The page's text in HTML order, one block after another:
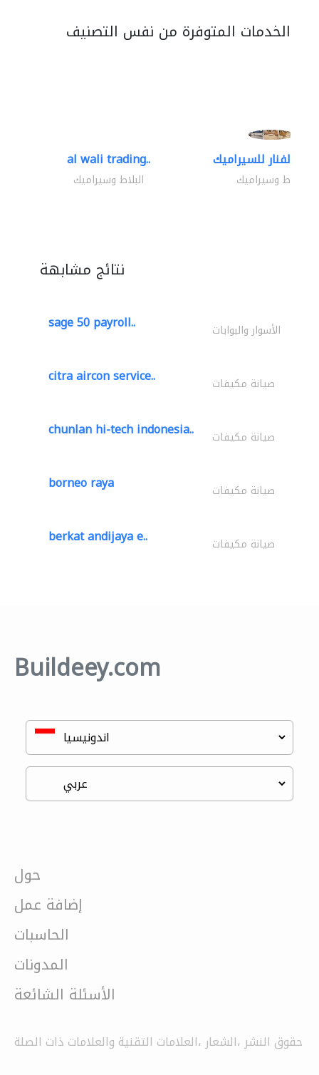
الخدمات المتوفرة من نفس التصنيف
al wali trading..
البلاط وسيراميك البلاط وسيراميك
نتائج مشابهة
sage 50 payroll.. الأسوار والبوابات
citra aircon service.. صيانة مكيفات
chunlan hi-tech indonesia.. صيانة مكيفات
borneo raya صيانة مكيفات
berkat andijaya e.. صيانة مكيفات
Buildeey.com
حول
إضافة عمل
الحاسبات
المدونات
الأسئلة الشائعة
حقوق النشر ،الشعار ،العلامات التقنية والعلامات ذات الصلة